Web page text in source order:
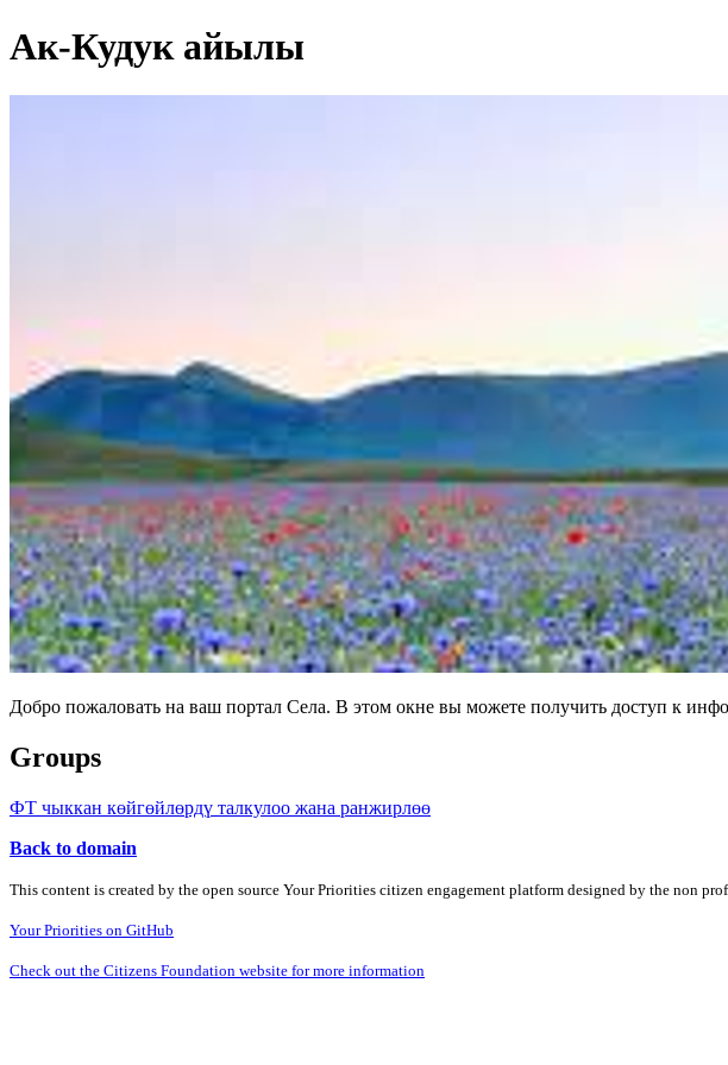
Ак-Кудук айылы
Добро пожаловать на ваш портал Села. В этом окне вы можете получить доступ к
Groups
ФТ чыккан көйгөйлөрдү талкулоо жана ранжирлөө
Back to domain
This content is created by the open source Your Priorities citizen engagement platform designed by the non
Your Priorities on GitHub
Check out the Citizens Foundation website for more information